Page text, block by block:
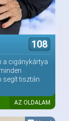
108
a cigánykártya
segít tisztán
AZ OLDALAM